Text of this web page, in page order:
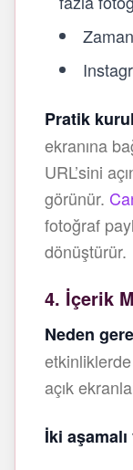
Pratik
ekranına
URL’sini
görünür.
fotoğraf
dönüştürür.
4. İçerik
Neden
açık
İki